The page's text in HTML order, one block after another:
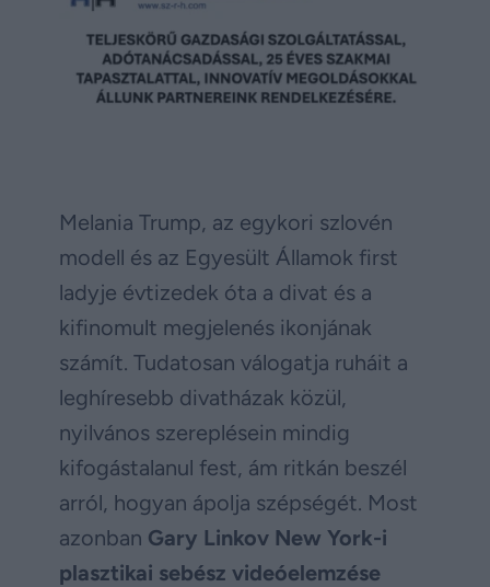
Melania Trump, az egykori szlovén
modell és az Egyesült Államok first
ladyje évtizedek óta a divat és a
kifinomult megjelenés ikonjának
számít. Tudatosan válogatja ruháit a
leghíresebb divatházak közül,
nyilvános szereplésein mindig
kifogástalanul fest, ám ritkán beszél
arról, hogyan ápolja szépségét. Most
azonban Gary Linkov New York-i
plasztikai sebész videóelemzése